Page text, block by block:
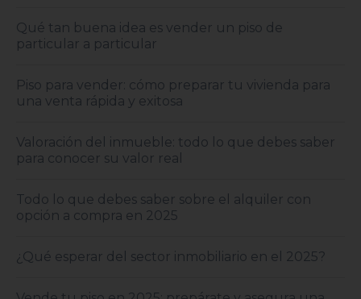
Qué tan buena idea es vender un piso de
particular a particular
Piso para vender: cómo preparar tu vivienda para
una venta rápida y exitosa
Valoración del inmueble: todo lo que debes saber
para conocer su valor real
Todo lo que debes saber sobre el alquiler con
opción a compra en 2025
¿Qué esperar del sector inmobiliario en el 2025?